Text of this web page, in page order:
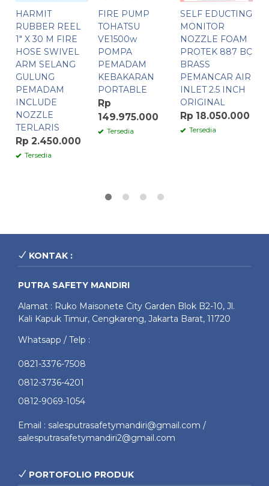
HARMIT
RUBBER REEL
1″ X 30 M FIRE
HOSE SWIVEL
ARM SELANG
GULUNG
PEMADAM
INCLUDE
NOZZLE
TERLARIS
Rp 2.450.000
Tersedia
FIRE PUMP
TOHATSU
VE1500w
POMPA
PEMADAM
KEBAKARAN
PORTABLE
Rp
149.975.000
Tersedia
SELF EDUCTING
MONITOR
NOZZLE FOAM
PROTEK 887 BC
BRASS
PEMANCAR AIR
INLET 2.5 INCH
ORIGINAL
Rp 18.050.000
Tersedia
KONTAK :
PUTRA SAFETY MANDIRI
Alamat : Ruko Maisonete City Garden Blok B2-10, Jl.
Kali Kapuk Timur, Cengkareng, Jakarta Barat, 11720
Whatsapp / Telp :
0821-3376-7508
0812-3736-4201
0812-9069-1054
Email : salesputrasafetymandiri@gmail.com /
salesputrasafetymandiri2@gmail.com
PORTOFOLIO PRODUK